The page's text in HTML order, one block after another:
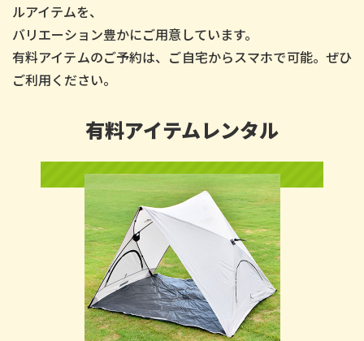
ルアイテムを、
バリエーション豊かにご用意しています。
有料アイテムのご予約は、ご自宅からスマホで可能。ぜひ
ご利用ください。
有料アイテムレンタル